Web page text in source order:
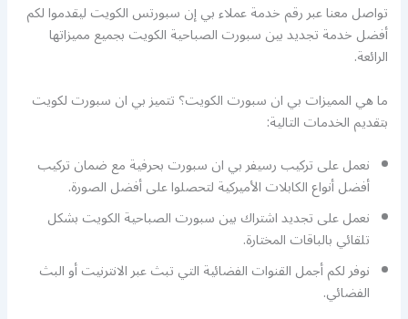
تواصل معنا عبر رقم خدمة عملاء بي إن سبورتس الكويت ليقدموا لكم
أفضل خدمة تجديد بين سبورت الصباحية الكويت بجميع مميزاتها
الرائعة.
ما هي المميزات بي ان سبورت الكويت؟ تتميز بي ان سبورت لكويت
بتقديم الخدمات التالية:
نعمل على تركيب رسيفر بي ان سبورت بحرفية مع ضمان تركيب
أفضل أنواع الكابلات الأميركية لتحصلوا على أفضل الصورة.
نعمل على تجديد اشتراك بين سبورت الصباحية الكويت بشكل
تلقائي بالباقات المختارة.
نوفر لكم أجمل القنوات الفضائية التي تبث عبر الانترنيت أو البث
الفضائي.